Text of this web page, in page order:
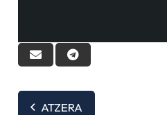
ATZERA